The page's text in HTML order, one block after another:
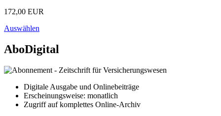
172,00 EUR
Auswählen
AboDigital
Digitale Ausgabe und Onlinebeiträge
Erscheinungsweise: monatlich
Zugriff auf komplettes Online-Archiv